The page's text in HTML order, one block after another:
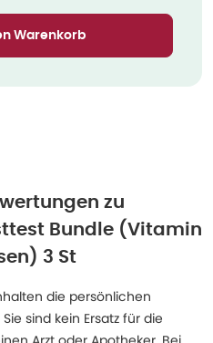
Warenkorb
zu
Bundle (Vitamin
3 St
die persönlichen
sind kein Ersatz für die